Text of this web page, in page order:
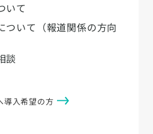
いて
ついて（報道関係の方向
談
導入希望の方